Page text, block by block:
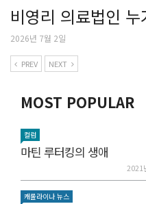
비영리 의료법인
2026년 7월 2일
PREV NEXT
MOST POPULAR
컬럼
마틴 루터킹의 생애
2021
캐롤라이나 뉴스